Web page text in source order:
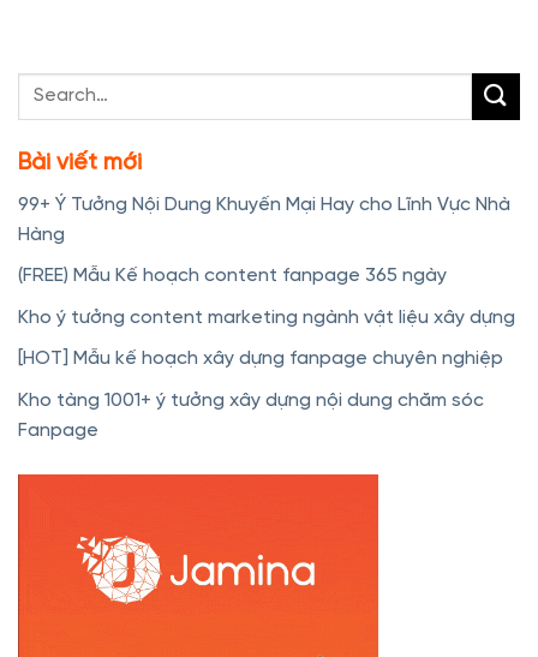
Bài viết mới
99+ Ý Tưởng Nội Dung Khuyến Mại Hay cho Lĩnh Vực Nhà
Hàng
(FREE) Mẫu Kế hoạch content fanpage 365 ngày
Kho ý tưởng content marketing ngành vật liệu xây dựng
[HOT] Mẫu kế hoạch xây dựng fanpage chuyên nghiệp
Kho tàng 1001+ ý tưởng xây dựng nội dung chăm sóc
Fanpage